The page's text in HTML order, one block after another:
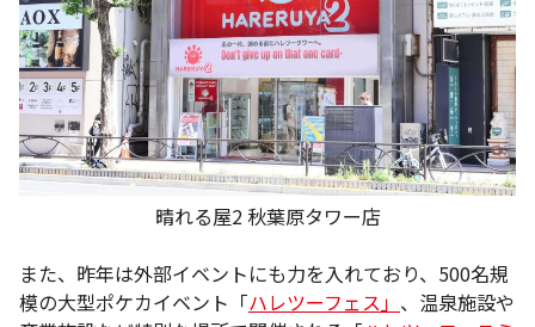
晴れる屋2 秋葉原タワー店
また、昨年は外部イベントにも力を入れており、500名規
模の大型ポケカイベント「ハレツーフェス」 、温泉施設や